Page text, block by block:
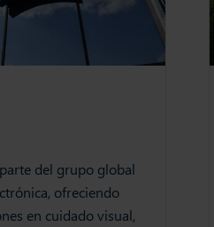
del grupo global
ofreciendo
en cuidado visual,